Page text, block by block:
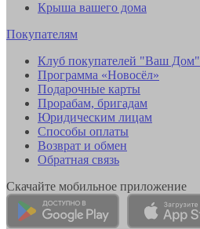
Крыша вашего дома
Покупателям
Клуб покупателей "Ваш Дом"
Программа «Новосёл»
Подарочные карты
Прорабам, бригадам
Юридическим лицам
Способы оплаты
Возврат и обмен
Обратная связь
Скачайте мобильное приложение